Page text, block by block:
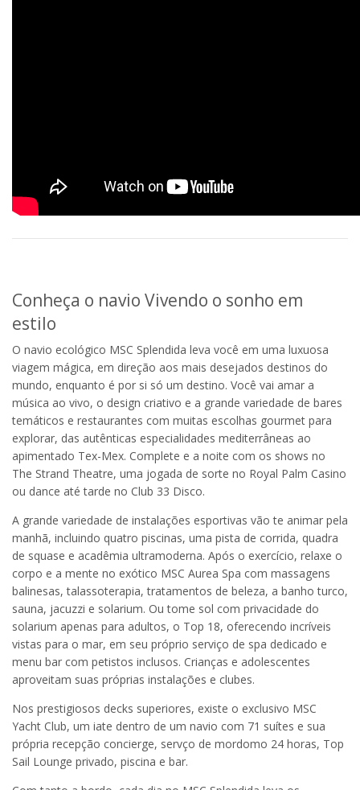
Conheça o navio Vivendo o sonho em
estilo
O navio ecológico MSC Splendida leva você em uma luxuosa
viagem mágica, em direção aos mais desejados destinos do
mundo, enquanto é por si só um destino. Você vai amar a
música ao vivo, o design criativo e a grande variedade de bares
temáticos e restaurantes com muitas escolhas gourmet para
explorar, das autênticas especialidades mediterrâneas ao
apimentado Tex-Mex. Complete e a noite com os shows no
The Strand Theatre, uma jogada de sorte no Royal Palm Casino
ou dance até tarde no Club 33 Disco.
A grande variedade de instalações esportivas vão te animar pela
manhã, incluindo quatro piscinas, uma pista de corrida, quadra
de squase e acadêmia ultramoderna. Após o exercício, relaxe o
corpo e a mente no exótico MSC Aurea Spa com massagens
balinesas, talassoterapia, tratamentos de beleza, a banho turco,
sauna, jacuzzi e solarium. Ou tome sol com privacidade do
solarium apenas para adultos, o Top 18, oferecendo incríveis
vistas para o mar, em seu próprio serviço de spa dedicado e
menu bar com petistos inclusos. Crianças e adolescentes
aproveitam suas próprias instalações e clubes.
Nos prestigiosos decks superiores, existe o exclusivo MSC
Yacht Club, um iate dentro de um navio com 71 suítes e sua
própria recepção concierge, servço de mordomo 24 horas, Top
Sail Lounge privado, piscina e bar.